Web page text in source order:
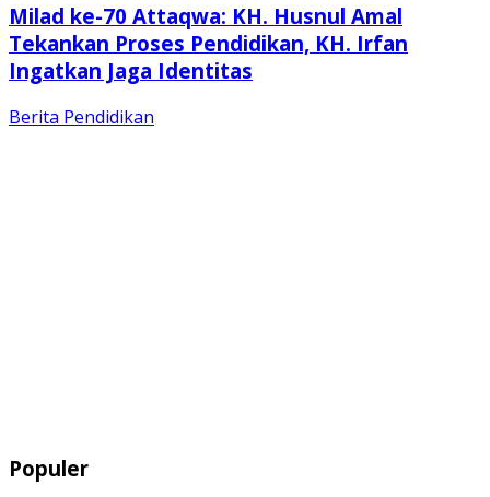
Milad ke-70 Attaqwa: KH. Husnul Amal
Tekankan Proses Pendidikan, KH. Irfan
Ingatkan Jaga Identitas
Berita Pendidikan
Populer